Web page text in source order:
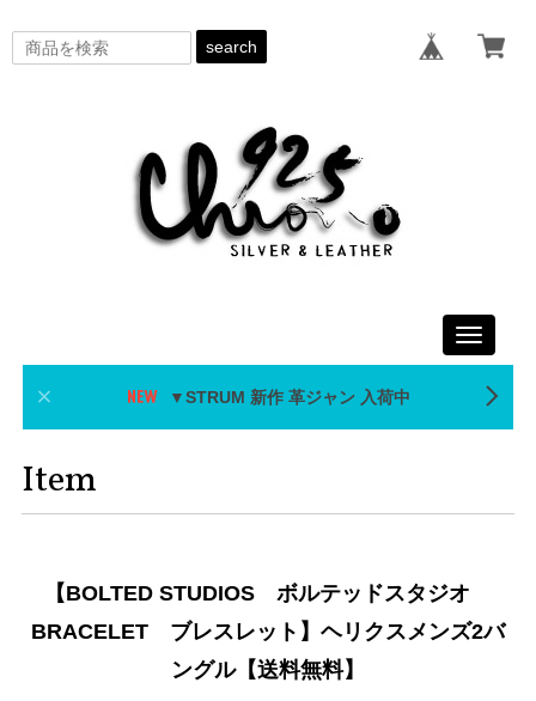
search
Toggle
▼STRUM 新作 革ジャン 入荷中
Item
【BOLTED STUDIOS ボルテッドスタジオ
BRACELET ブレスレット】ヘリクスメンズ2バ
ングル【送料無料】